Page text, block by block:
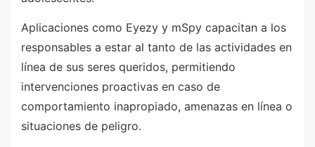
Aplicaciones como Eyezy y mSpy capacitan a los
responsables a estar al tanto de las actividades en
línea de sus seres queridos, permitiendo
intervenciones proactivas en caso de
comportamiento inapropiado, amenazas en línea o
situaciones de peligro.